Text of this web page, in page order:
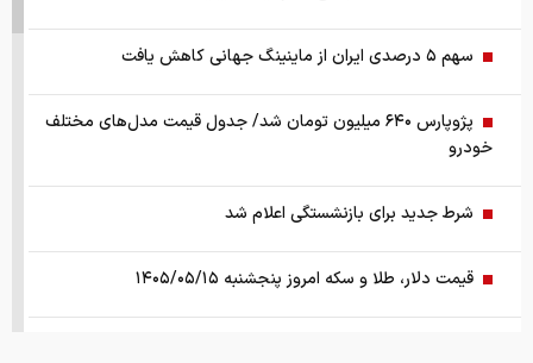
سهم ۵ درصدی ایران از ماینینگ جهانی کاهش یافت
پژوپارس ۶۴۰ میلیون تومان شد/ جدول قیمت مدل‌های مختلف
خودرو
شرط جدید برای بازنشستگی اعلام شد
قیمت دلار، طلا و سکه امروز پنجشنبه ۱۴۰۵/۰۵/۱۵